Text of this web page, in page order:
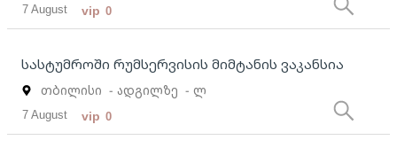
7 August vip 0
სასტუმროში რუმსერვისის მიმტანის ვაკანსია
თბილისი - ადგილზე - ლ
7 August vip 0